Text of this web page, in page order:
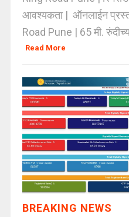
आवश्यकता | ऑनलाईन
Road Pune | 65 मी.
Read More
BREAKING NEWS